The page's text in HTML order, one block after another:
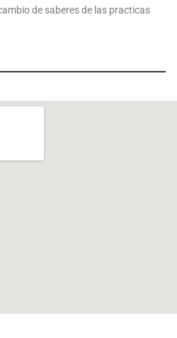
de saberes de las practicas